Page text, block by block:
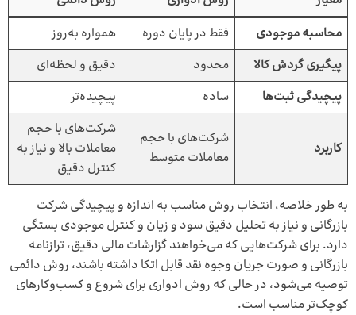
محاسبه موجودی
فقط در پایان دوره
همواره به‌روز
پیگیری گردش کالا
محدود
دقیق و لحظه‌ای
پیچیدگی ثبت‌ها
ساده پیچیده‌تر
کاربرد
شرکت‌های با حجم
معاملات متوسط
شرکت‌های با حجم
معاملات بالا و نیاز به
کنترل دقیق
به طور خلاصه، انتخاب روش مناسب به اندازه و پیچیدگی شرکت
بازرگانی و نیاز به تحلیل دقیق سود و زیان و کنترل موجودی بستگی
دارد. برای شرکت‌هایی که می‌خواهند گزارشات مالی دقیق، ترازنامه
بازرگانی و صورت جریان وجوه نقد قابل اتکا داشته باشند، روش دائمی
توصیه می‌شود، در حالی که روش ادواری برای شروع و کسب‌وکارهای
کوچک‌تر مناسب است.